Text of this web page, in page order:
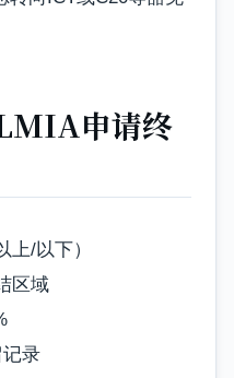
申请终
/以下）
区域
录